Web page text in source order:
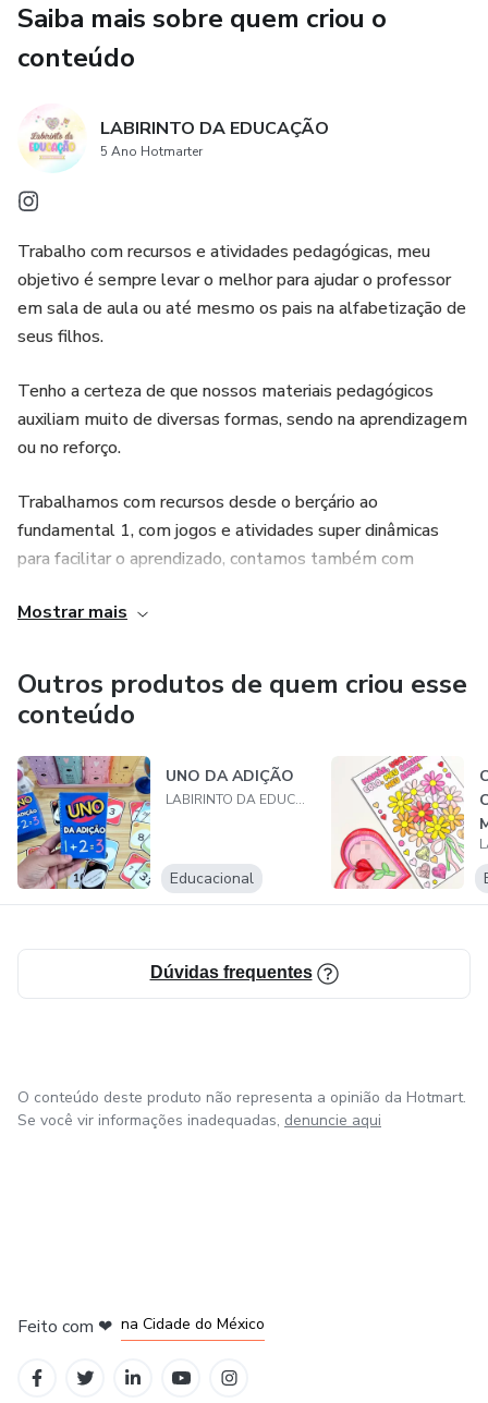
Saiba mais sobre quem criou o
conteúdo
LABIRINTO DA EDUCAÇÃO
5 Ano Hotmarter
Trabalho com recursos e atividades pedagógicas, meu
objetivo é sempre levar o melhor para ajudar o professor
em sala de aula ou até mesmo os pais na alfabetização de
seus filhos.
Tenho a certeza de que nossos materiais pedagógicos
auxiliam muito de diversas formas, sendo na aprendizagem
ou no reforço.
Trabalhamos com recursos desde o berçário ao
fundamental 1, com jogos e atividades super dinâmicas
para facilitar o aprendizado, contamos também com
recursos interativos e muito mais.
Nosso objetivo é ajudar você educador, tornar o dia a dia
mais prático e divertido com as atividades, deixar o ensino
mais leve.
Tudo pensado e feito com muito amor por nossas crianças,
pais e professores. Não perca mais tempo e venha
conhecer nosso trabalho!
Mostrar mais
Outros produtos de quem criou esse
conteúdo
UNO DA ADIÇÃO
LABIRINTO DA EDUCAÇÃO
Educacional
Dúvidas frequentes
O conteúdo deste produto não representa a opinião da Hotmart.
Se você vir informações inadequadas, denuncie aqui
Feito com ❤ na Cidade do México